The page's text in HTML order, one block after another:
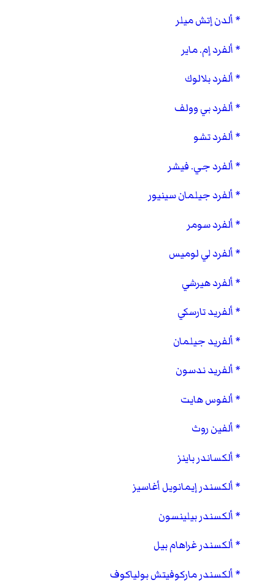
ألدن إتش ميلر
ألفرد إم. ماير
ألفرد بلالوك
ألفرد بي وولف
ألفرد تشو
ألفرد جي. فيشر
ألفرد جيلمان سينيور
ألفرد سومر
ألفرد لي لوميس
ألفرد هيرشي
ألفريد تارسكي
ألفريد جيلمان
ألفريد ندسون
ألفوس هايت
ألفين روث
ألكساندر باينز
ألكسندر إيمانويل أغاسيز
ألكسندر بيلينسون
ألكسندر غراهام بيل
ألكسندر ماركوفيتش بولياكوف